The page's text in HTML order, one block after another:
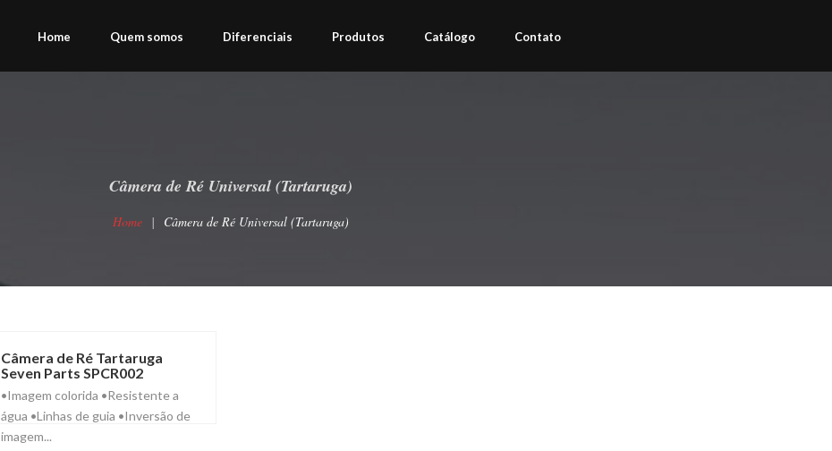
Home Quem somos Diferenciais Produtos Catálogo Contato
Câmera de Ré Universal (Tartaruga)
Home Câmera de Ré Universal (Tartaruga)
Câmera de Ré Tartaruga
Seven Parts SPCR002
•Imagem colorida •Resistente a
água •Linhas de guia •Inversão de
imagem...